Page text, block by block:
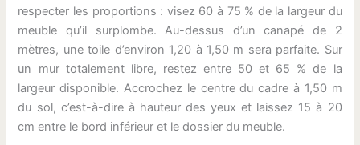
respecter les proportions : visez 60 à 75 % de la largeur du
meuble qu’il surplombe. Au-dessus d’un canapé de 2
mètres, une toile d’environ 1,20 à 1,50 m sera parfaite. Sur
un mur totalement libre, restez entre 50 et 65 % de la
largeur disponible. Accrochez le centre du cadre à 1,50 m
du sol, c’est-à-dire à hauteur des yeux et laissez 15 à 20
cm entre le bord inférieur et le dossier du meuble.